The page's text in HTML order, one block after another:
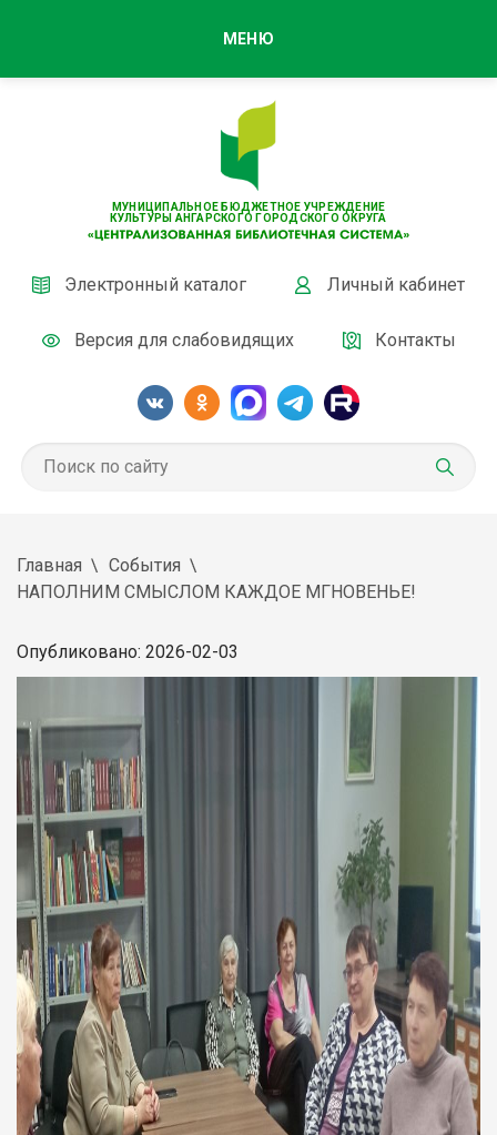
МУНИЦИПАЛЬНОЕ БЮДЖЕТНОЕ УЧРЕЖДЕНИЕ
КУЛЬТУРЫ АНГАРСКОГО ГОРОДСКОГО ОКРУГА
Электронный каталог Личный кабинет
Версия для слабовидящих Контакты
МЕНЮ
Главная
События
НАПОЛНИМ СМЫСЛОМ КАЖДОЕ МГНОВЕНЬЕ!
Опубликовано: 2026-02-03